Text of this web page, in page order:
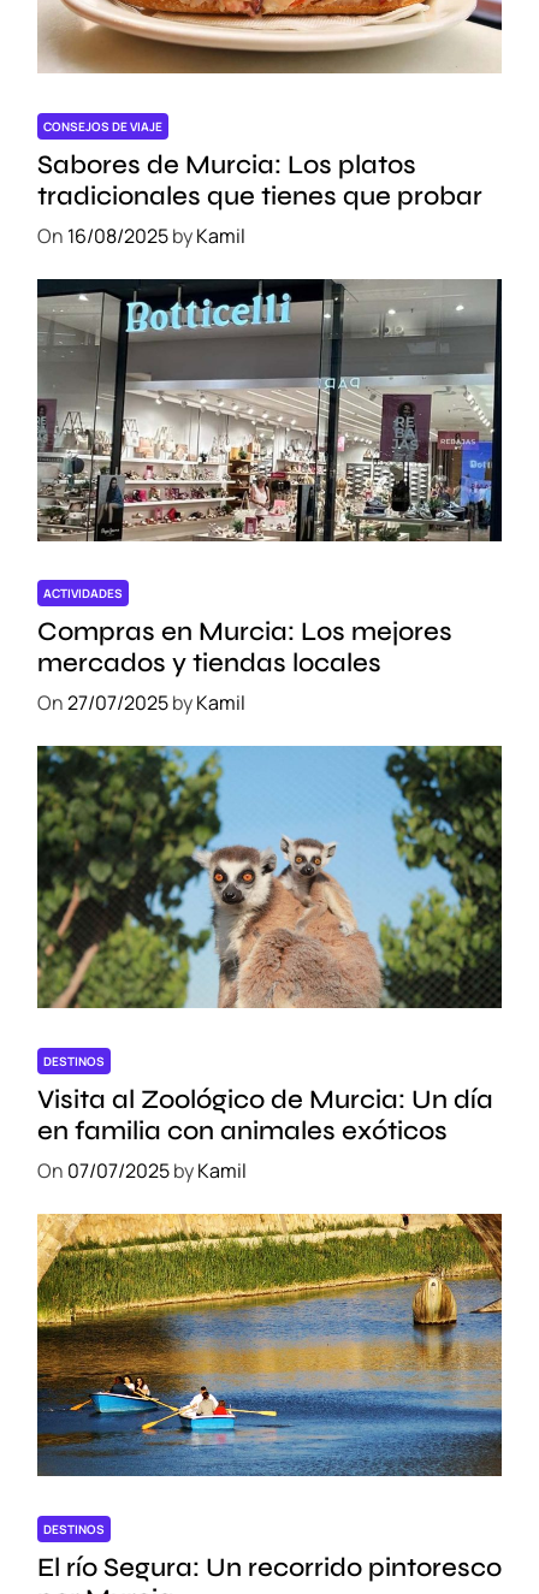
:
H
o
l
e
p
a
r
a
r
e
s
u
p
u
s
A
u
s
t
a
d
o
s
CONSEJOS DE VIAJE
Sabores de Murcia: Los platos
tradicionales que tienes que probar
On 16/08/2025byKamil
ACTIVIDADES
Compras en Murcia: Los mejores
mercados y tiendas locales
On27/07/2025byKamil
DESTINOS
Visita al Zoológico de Murcia: Un día
en familia con animales exóticos
On 07/07/2025byKamil
DESTINOS
El río Segura: Un recorrido pintoresco